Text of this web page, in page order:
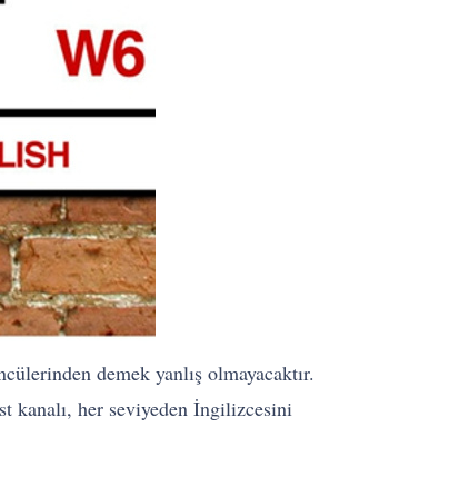
demek yanlış olmayacaktır.
kanalı, her seviyeden İngilizcesini